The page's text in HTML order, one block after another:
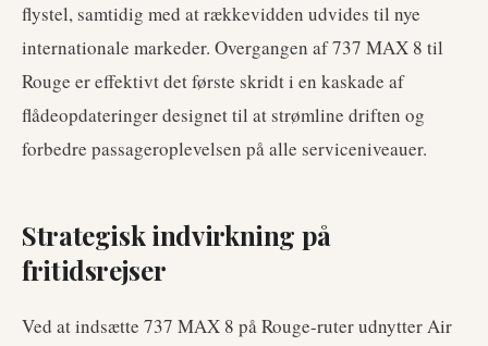
flystel, samtidig med at rækkevidden udvides til nye
internationale markeder. Overgangen af 737 MAX 8 til
Rouge er effektivt det første skridt i en kaskade af
flådeopdateringer designet til at strømline driften og
forbedre passageroplevelsen på alle serviceniveauer.
Strategisk indvirkning på
fritidsrejser
Ved at indsætte 737 MAX 8 på Rouge-ruter udnytter Air